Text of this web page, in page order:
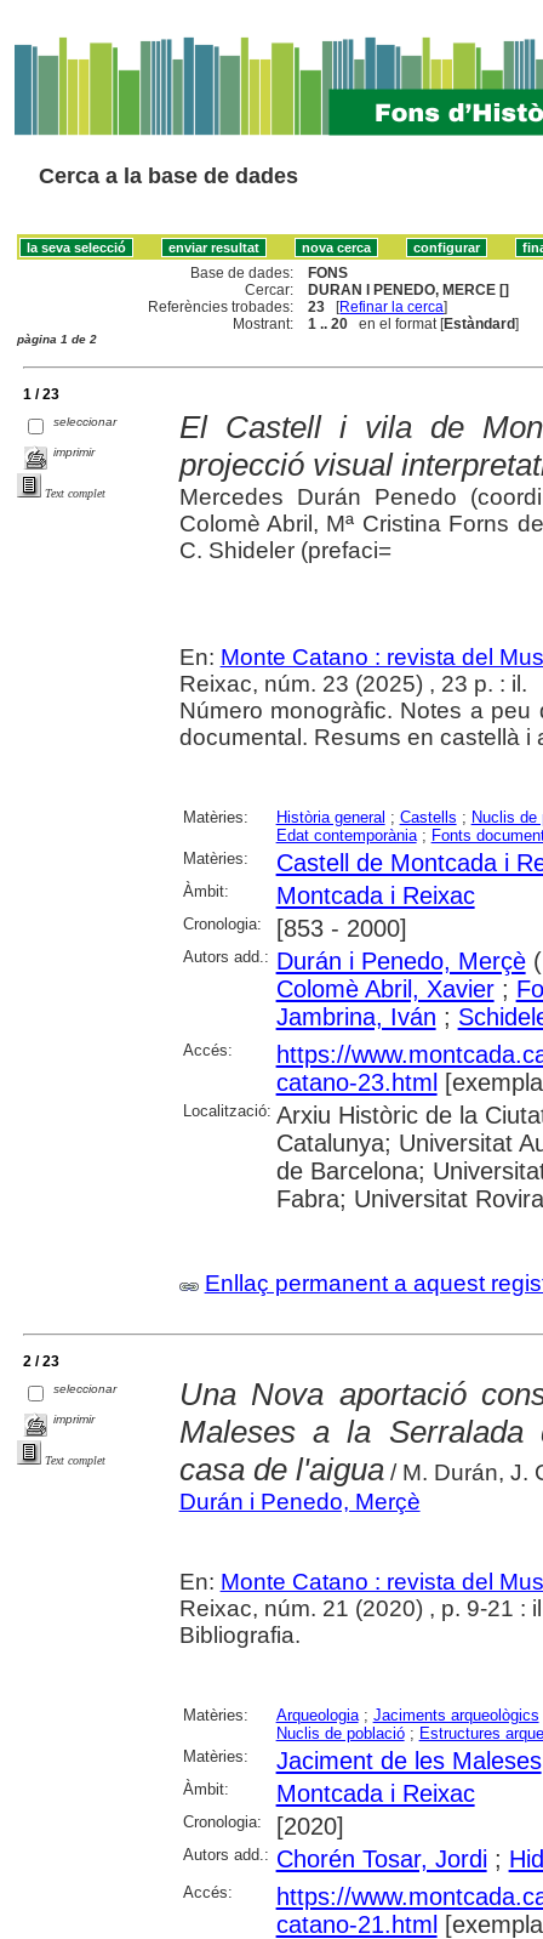
Cerca a la base de dades
Base de dades:
FONS
Cercar:
DURAN I PENEDO, MERCE []
Referències trobades:
23 [Refinar la cerca]
Mostrant:
1 .. 20 en el format [Estàndard]
pàgina 1 de 2
1 / 23
seleccionar
imprimir
Text complet
El Castell i vila de
projecció visual
Mercedes Durán Penedo
Colomè Abril, Mª Cristina Forns
C. Shideler (prefaci=
En: Monte Catano : revista del
Reixac, núm. 23 (2025) , 23 p. : il.
Número monogràfic. Notes a
documental. Resums en castellà i
Matèries: Història general ; Castells ; Nuclis de
Edat contemporània; Fonts
Matèries:
Castell de Montcada i
Àmbit: Montcada i Reixac
Cronologia: [853 - 2000]
Autors add.: Durán i Penedo, Merçè
Colomè Abril, Xavier;
Jambrina, Iván ;
Accés:
https://
catano-23.html
Localització: Arxiu Històric de la
Catalunya; Universitat
de Barcelona;
Fabra; Universitat
Enllaç permanent a aquest
2 / 23
seleccionar
imprimir
Text complet
Una Nova aportació
Maleses a la
casa de l'aigua/ M. Durán, J.
Durán i Penedo, Merçè
En: Monte Catano : revista del
Reixac, núm. 21 (2020) , p. 9-21 :
Bibliografia.
Matèries: Arqueologia; Jaciments arqueològics
Nuclis de població; Estructures
Matèries:
Jaciment de les Maleses
Àmbit: Montcada i Reixac
Cronologia: [2020]
Autors add.: Chorén Tosar, Jordi;
Accés:
https://
catano-21.html